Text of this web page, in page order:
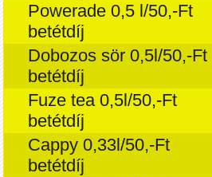
Powerade 0,5 l/50,-Ft
betétdíj
Dobozos sör 0,5l/50,-Ft
betétdíj
Fuze tea 0,5l/50,-Ft
betétdíj
Cappy 0,33l/50,-Ft
betétdíj